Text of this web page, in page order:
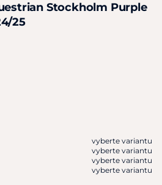
Stockholm Purple
25
vyberte variantu
vyberte variantu
vyberte variantu
vyberte variantu